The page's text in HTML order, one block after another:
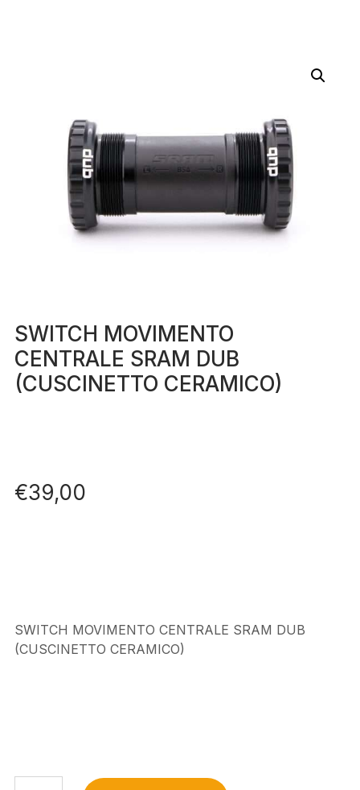
SWITCH MOVIMENTO
CENTRALE SRAM DUB
(CUSCINETTO CERAMICO)
€39,00
SWITCH MOVIMENTO CENTRALE SRAM DUB
(CUSCINETTO CERAMICO)